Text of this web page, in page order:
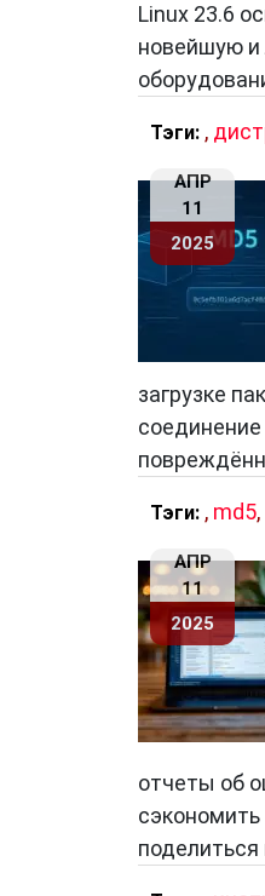
Linux 23.6
новейшую и
Тэги: ,
АПР
11
2025
загрузке
Тэги: , md5,
АПР
11
2025
отчеты об